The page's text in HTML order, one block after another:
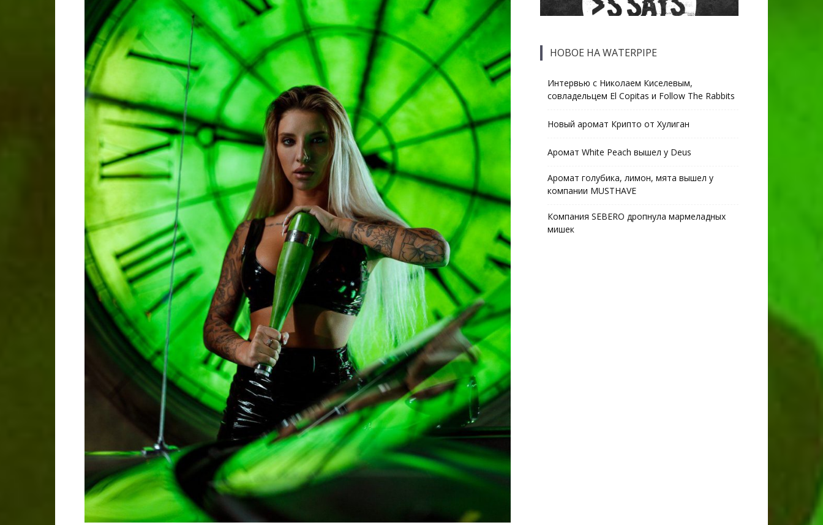
НОВОЕ НА WATERPIPE
Интервью с Николаем Киселевым,
совладельцем El Copitas и Follow The Rabbits
Новый аромат Крипто от Хулиган
Аромат White Peach вышел у Deus
Аромат голубика, лимон, мята вышел у
компании MUSTHAVE
Компания SEBERO дропнула мармеладных
мишек